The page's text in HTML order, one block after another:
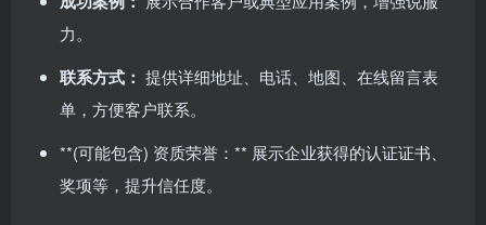
力。
联系方式：​ 提供详细地址、电话、地图、在线留言表
单，方便客户联系。
​**(可能包含) 资质荣誉：​** 展示企业获得的认证证书、
奖项等，提升信任度。